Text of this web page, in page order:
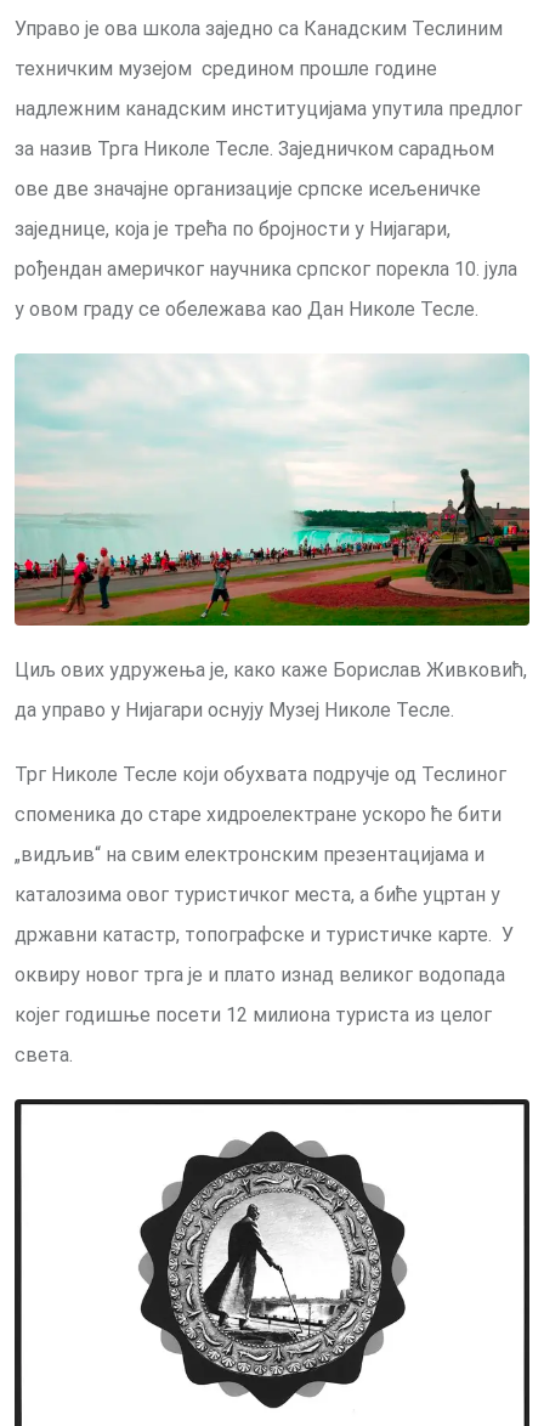
Управо је ова школа заједно са Канадским Теслиним
техничким музејом средином прошле године
надлежним канадским институцијама упутила предлог
за назив Трга Николе Тесле. Заједничком сарадњом
ове две значајне организације српске исељеничке
заједнице, која је трећа по бројности у Нијагари,
рођендан америчког научника српског порекла 10. јула
у овом граду се обележава као Дан Николе Тесле.
Циљ ових удружења је, како каже Борислав Живковић,
да управо у Нијагари оснују Музеј Николе Тесле.
Трг Николе Тесле који обухвата подручје од Теслиног
споменика до старе хидроелектране ускоро ће бити
„видљив“ на свим електронским презентацијама и
каталозима овог туристичког места, а биће уцртан у
државни катастр, топографске и туристичке карте. У
оквиру новог трга је и плато изнад великог водопада
којег годишње посети 12 милиона туриста из целог
света.